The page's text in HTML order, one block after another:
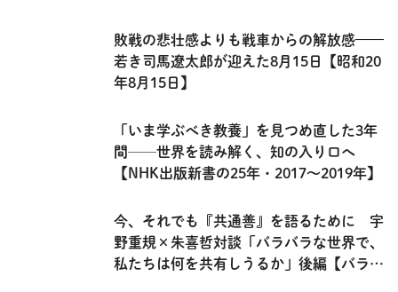
敗戦の悲壮感よりも戦車からの解放感——
若き司馬遼太郎が迎えた8月15日【昭和20
年8月15日】
「いま学ぶべき教養」を見つめ直した3年
間──世界を読み解く、知の入り口へ
【NHK出版新書の25年・2017～2019年】
今、それでも『共通善』を語るために 宇
野重規×朱喜哲対談「バラバラな世界で、
私たちは何を共有しうるか」後編【バラバ